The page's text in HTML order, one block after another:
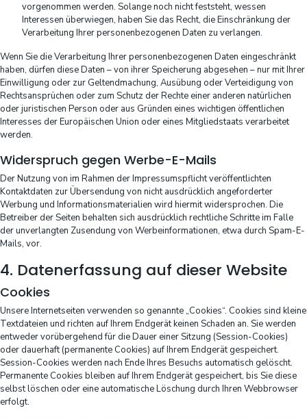
vorgenommen werden. Solange noch nicht feststeht, wessen
Interessen überwiegen, haben Sie das Recht, die Einschränkung der
Verarbeitung Ihrer personenbezogenen Daten zu verlangen.
Wenn Sie die Verarbeitung Ihrer personenbezogenen Daten eingeschränkt
haben, dürfen diese Daten – von ihrer Speicherung abgesehen – nur mit Ihrer
Einwilligung oder zur Geltendmachung, Ausübung oder Verteidigung von
Rechtsansprüchen oder zum Schutz der Rechte einer anderen natürlichen
oder juristischen Person oder aus Gründen eines wichtigen öffentlichen
Interesses der Europäischen Union oder eines Mitgliedstaats verarbeitet
werden.
Widerspruch gegen Werbe-E-Mails
Der Nutzung von im Rahmen der Impressumspflicht veröffentlichten
Kontaktdaten zur Übersendung von nicht ausdrücklich angeforderter
Werbung und Informationsmaterialien wird hiermit widersprochen. Die
Betreiber der Seiten behalten sich ausdrücklich rechtliche Schritte im Falle
der unverlangten Zusendung von Werbeinformationen, etwa durch Spam-E-
Mails, vor.
4. Datenerfassung auf dieser Website
Cookies
Unsere Internetseiten verwenden so genannte „Cookies“. Cookies sind kleine
Textdateien und richten auf Ihrem Endgerät keinen Schaden an. Sie werden
entweder vorübergehend für die Dauer einer Sitzung (Session-Cookies)
oder dauerhaft (permanente Cookies) auf Ihrem Endgerät gespeichert.
Session-Cookies werden nach Ende Ihres Besuchs automatisch gelöscht.
Permanente Cookies bleiben auf Ihrem Endgerät gespeichert, bis Sie diese
selbst löschen oder eine automatische Löschung durch Ihren Webbrowser
erfolgt.